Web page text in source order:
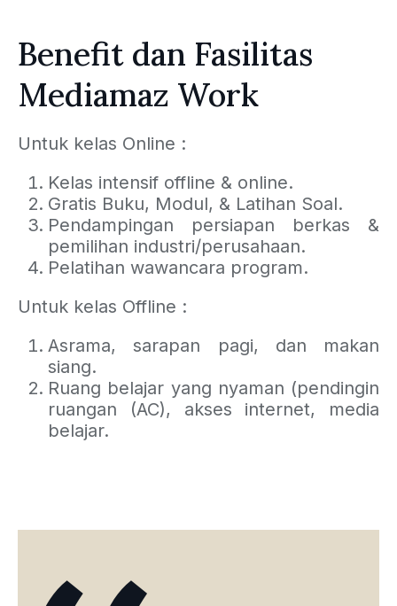
Benefit dan Fasilitas
Mediamaz Work
Untuk kelas Online :
Kelas intensif offline & online.
Gratis Buku, Modul, & Latihan Soal.
Pendampingan persiapan berkas &
pemilihan industri/perusahaan.
Pelatihan wawancara program.
Untuk kelas Offline :
Asrama, sarapan pagi, dan makan
siang.
Ruang belajar yang nyaman (pendingin
ruangan (AC), akses internet, media
belajar.